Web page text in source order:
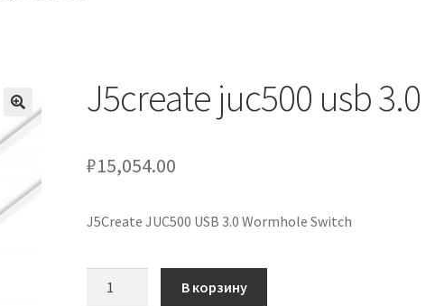
J5create juc500 usb 3.0
₽15,054.00
J5Create JUC500 USB 3.0 Wormhole Switch
В корзину